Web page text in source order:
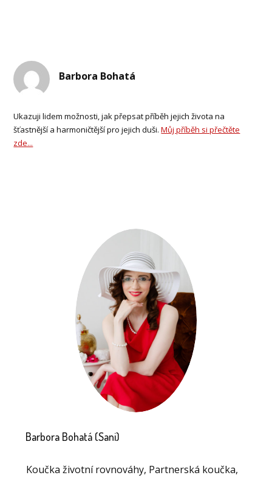
Barbora Bohatá
Ukazuji lidem možnosti, jak přepsat příběh jejich života na
šťastnější a harmoničtější pro jejich duši.Můj příběh si přečtěte
zde...
Barbora Bohatá (Sani)
Koučka životní rovnováhy, Partnerská koučka,